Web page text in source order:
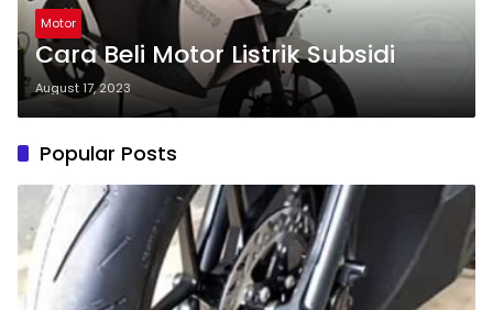
Motor
Cara Beli Motor Listrik Subsidi
August 17, 2023
Popular Posts